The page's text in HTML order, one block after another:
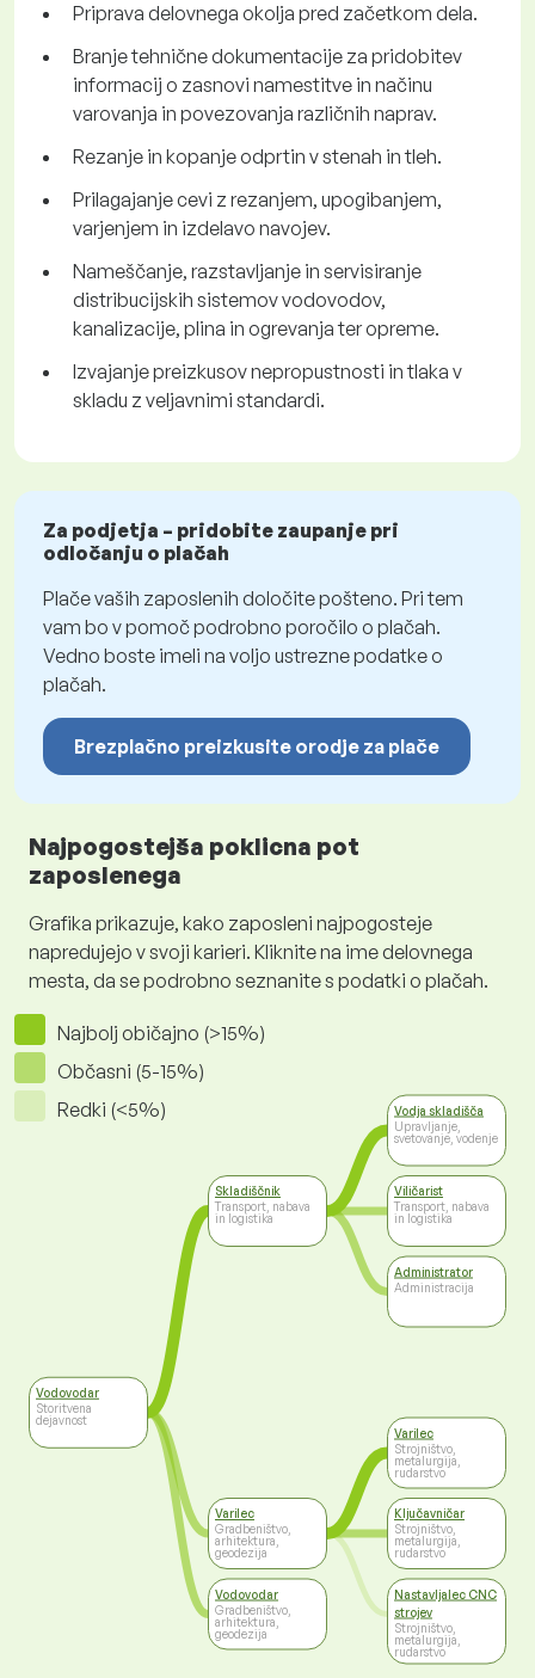
Priprava delovnega okolja pred začetkom dela.
Branje tehnične dokumentacije za pridobitev
informacij o zasnovi namestitve in načinu
varovanja in povezovanja različnih naprav.
Rezanje in kopanje odprtin v stenah in tleh.
Prilagajanje cevi z rezanjem, upogibanjem,
varjenjem in izdelavo navojev.
Nameščanje, razstavljanje in servisiranje
distribucijskih sistemov vodovodov,
kanalizacije, plina in ogrevanja ter opreme.
Izvajanje preizkusov nepropustnosti in tlaka v
skladu z veljavnimi standardi.
Za podjetja – pridobite zaupanje pri
odločanju o plačah
Plače vaših zaposlenih določite pošteno. Pri tem
vam bo v pomoč podrobno poročilo o plačah.
Vedno boste imeli na voljo ustrezne podatke o
plačah.
Brezplačno preizkusite orodje za plače
Najpogostejša poklicna pot
zaposlenega
Grafika prikazuje, kako zaposleni najpogosteje
napredujejo v svoji karieri. Kliknite na ime delovnega
mesta, da se podrobno seznanite s podatki o plačah.
Najbolj običajno (>15%)
Občasni (5-15%)
Redki (<5%)
Vodovodar
Storitvena
dejavnost
Skladiščnik
Transport, nabava
in logistika
Varilec
Gradbeništvo,
arhitektura,
geodezija
Vodovodar
Gradbeništvo,
arhitektura,
geodezija
Vodja skladišča
Upravljanje,
svetovanje, vodenje
Viličarist
Transport, nabava
in logistika
Administrator
Administracija
Varilec
Strojništvo,
metalurgija,
rudarstvo
Ključavničar
Strojništvo,
metalurgija,
rudarstvo
Nastavljalec CNC
strojev
Strojništvo,
metalurgija,
rudarstvo